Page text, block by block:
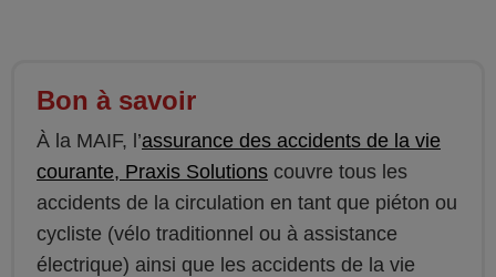
Bon à savoir
À la MAIF, l’assurance des accidents de la vie
courante, Praxis Solutions couvre tous les
accidents de la circulation en tant que piéton ou
cycliste (vélo traditionnel ou à assistance
électrique) ainsi que les accidents de la vie